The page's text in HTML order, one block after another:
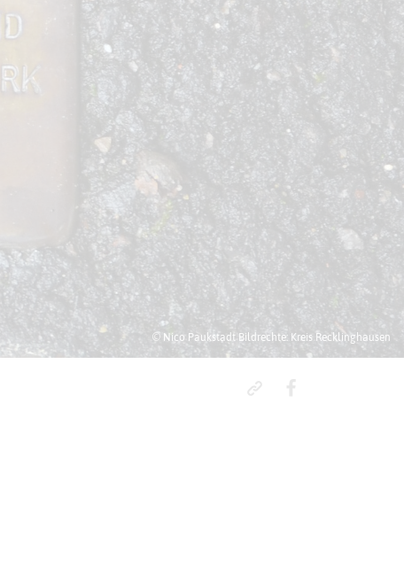
© Nico Paukstadt Bildrechte: Kreis Recklinghausen